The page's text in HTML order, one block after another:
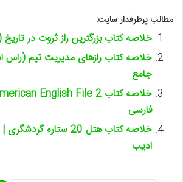
مطالب پرطرفدار سایت:
خلاصه کتاب بزرگترین راز ثروت در
خلاصه کتاب رازهای مدیریت تیم (راس
جامع
فارسی
خلاصه کتاب هتل 20 ستاره
ادیب